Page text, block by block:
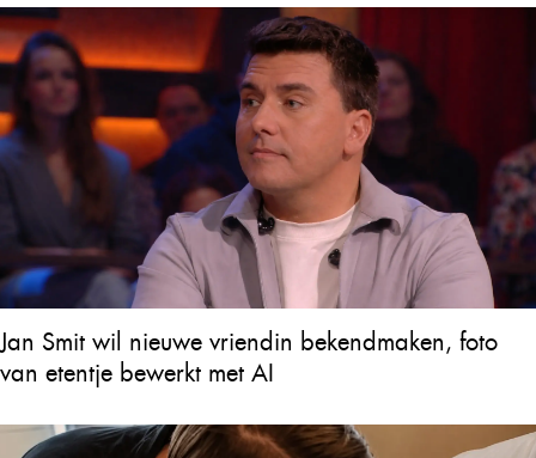
Jan Smit wil nieuwe vriendin bekendmaken, foto
van etentje bewerkt met AI